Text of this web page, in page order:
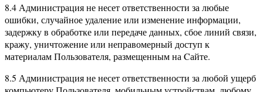
8.4 Администрация не несет ответственности за любые
ошибки, случайное удаление или изменение информации,
задержку в обработке или передаче данных, сбое линий связи,
кражу, уничтожение или неправомерный доступ к
материалам Пользователя, размещенным на Cайте.
8.5 Администрация не несет ответственности за любой ущерб